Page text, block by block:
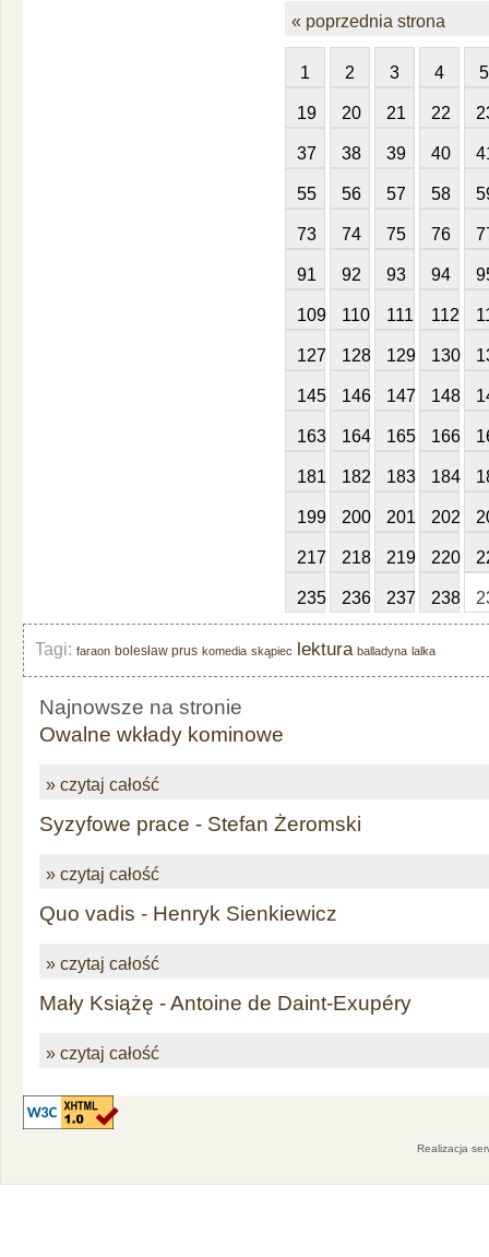
« poprzednia strona
1 2 3 4 5
19 20 21 22
37 38 39 40
55 56 57 58
73 74 75 76
91 92 93 94
109 110 111 112
127 128 129 130
145 146 147 148
163 164 165 166
181 182 183 184
199 200 201 202
217 218 219 220
235 236 237 238
Tagi: faraon bolesław prus komedia skąpiec lektura balladyna lalka
Najnowsze na stronie
Owalne wkłady kominowe
» czytaj całość
Syzyfowe prace - Stefan Żeromski
» czytaj całość
Quo vadis - Henryk Sienkiewicz
» czytaj całość
Mały Książę - Antoine de Daint-Exupéry
» czytaj całość
Realizacja